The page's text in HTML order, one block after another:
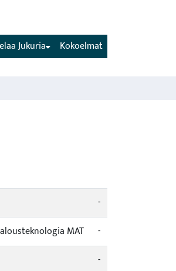
Kokoelmat
Jukuria
-
MAT
-
-